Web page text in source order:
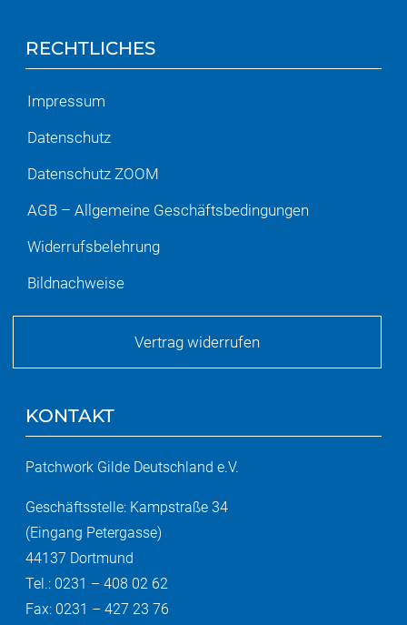
RECHTLICHES
Impressum
Datenschutz
Datenschutz ZOOM
AGB – Allgemeine Geschäftsbedingungen
Widerrufsbelehrung
Bildnachweise
Vertrag widerrufen
KONTAKT
Patchwork Gilde Deutschland e.V.
Geschäftsstelle: Kampstraße 34
(Eingang Petergasse)
44137 Dortmund
Tel.: 0231 – 408 02 62
Fax: 0231 – 427 23 76